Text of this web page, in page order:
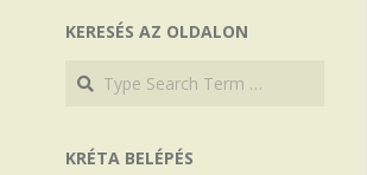
KERESÉS AZ OLDALON
Search
Search
KRÉTA BELÉPÉS